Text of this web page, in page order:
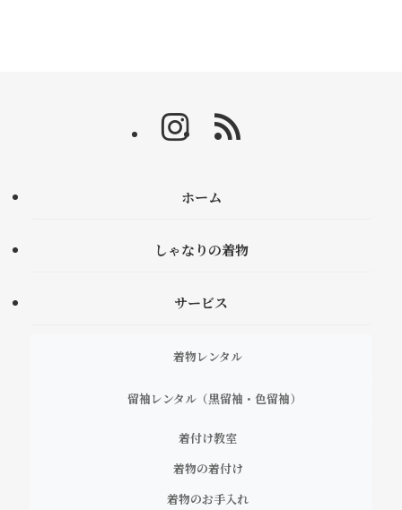
ホーム
しゃなりの着物
サービス
着物レンタル
留袖レンタル（黒留袖・色留袖）
着付け教室
着物の着付け
着物のお手入れ